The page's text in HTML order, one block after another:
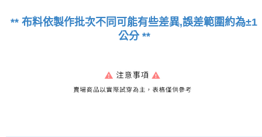
** 布料依製作批次不同可能有些差異,誤差範圍約為±1
公分 **